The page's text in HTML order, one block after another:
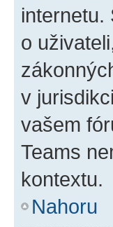
internetu.
o
v
vašem
Teams
kontextu.
Nahoru